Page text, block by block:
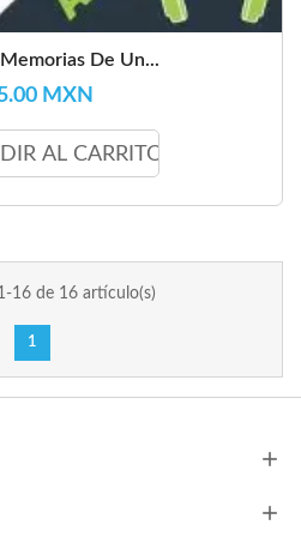
De Un...
MXN
AL CARRITO
16 de 16 artículo(s)
1